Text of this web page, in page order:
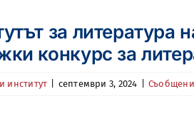
за литература
конкурс за
институт септември 3, 2024